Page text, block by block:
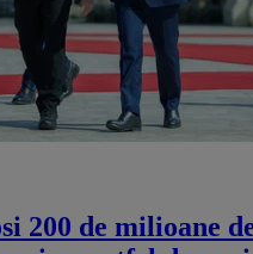
200 de milioane